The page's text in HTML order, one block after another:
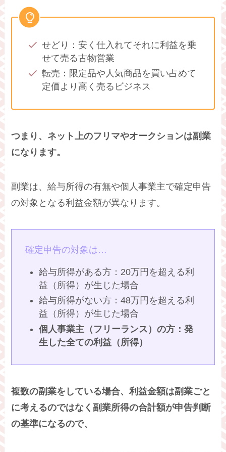
せどり：安く仕入れてそれに利益を乗
せて売る古物営業
転売：限定品や人気商品を買い占めて
定価より高く売るビジネス
つまり、ネット上のフリマやオークションは副業
になります。
副業は、給与所得の有無や個人事業主で確定申告
の対象となる利益金額が異なります。
確定申告の対象は…
給与所得がある方：20万円を超える利
益（所得）が生じた場合
給与所得がない方：48万円を超える利
益（所得）が生じた場合
個人事業主（フリーランス）の方：発
生した全ての利益（所得）
複数の副業をしている場合、利益金額は副業ごと
に考えるのではなく副業所得の合計額が申告判断
の基準になるので、